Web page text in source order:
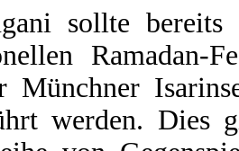
sollte
Ramadan-
Münchner
werden. Dies